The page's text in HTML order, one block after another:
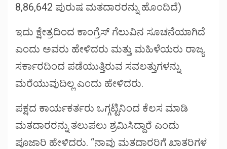
8,86,642 ಪುರುಷ ಮತದಾರರನ್ನು ಹೊಂದಿದೆ)
ಇದು ಕ್ಷೇತ್ರದಿಂದ ಕಾಂಗ್ರೆಸ್ ಗೆಲುವಿನ ಸೂಚನೆಯಾಗಿದೆ
ಎಂದು ಅವರು ಹೇಳಿದರು ಮತ್ತು ಮಹಿಳೆಯರು ರಾಜ್ಯ
ಸರ್ಕಾರದಿಂದ ಪಡೆಯುತ್ತಿರುವ ಸವಲತ್ತುಗಳನ್ನು
ಮರೆಯುವುದಿಲ್ಲ ಎಂದು ಹೇಳಿದರು.
ಪಕ್ಷದ ಕಾರ್ಯಕರ್ತರು ಒಗ್ಗಟ್ಟಿನಿಂದ ಕೆಲಸ ಮಾಡಿ
ಮತದಾರರನ್ನು ತಲುಪಲು ಶ್ರಮಿಸಿದ್ದಾರೆ ಎಂದು
ಪೂಜಾರಿ ಹೇಳಿದರು. “ನಾವು ಮತದಾರರಿಗೆ ಖಾತರಿಗಳ